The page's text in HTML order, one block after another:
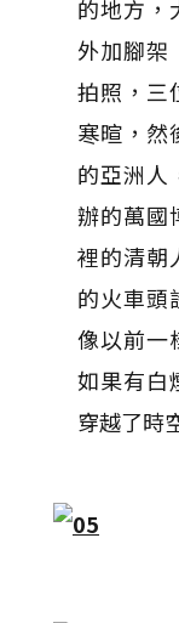
的地方，
外加腳架
拍照，三
寒暄，然
的亞洲人
辦的萬國
裡的清朝
的火車頭
像以前一
如果有白
穿越了時